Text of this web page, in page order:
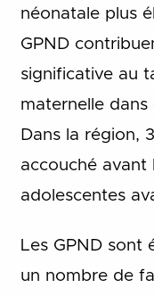
néonatale plus
GPND
significative au
maternelle
Dans la région,
accouché avant
adolescentes
Les GPND sont
un nombre de